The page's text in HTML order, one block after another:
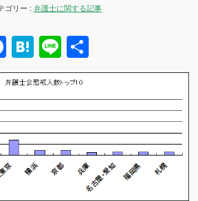
ゴリー :弁護士に関する記事
Facebook
Hatena
Line
有